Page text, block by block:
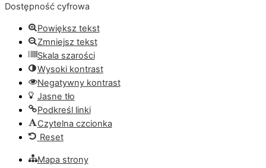
Dostępność cyfrowa
Powiększ tekst
Zmniejsz tekst
Skala szarości
Wysoki kontrast
Negatywny kontrast
Jasne tło
Podkreśl linki
Czytelna czcionka
Reset
Mapa strony